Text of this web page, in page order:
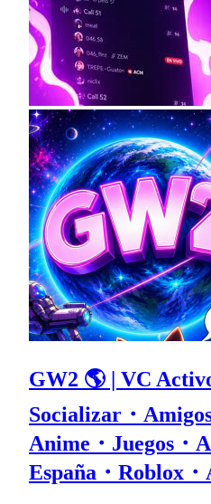
GW2 🌎 | VC
Socializar・
Anime・Juegos・
España・Roblox・